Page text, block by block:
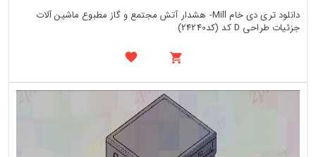
دانلود تری دی خام Mill- هشدار آتش مجتمع و گاز مطبوع ماشین آلات
جزئیات طراحی D کد (کد24240)